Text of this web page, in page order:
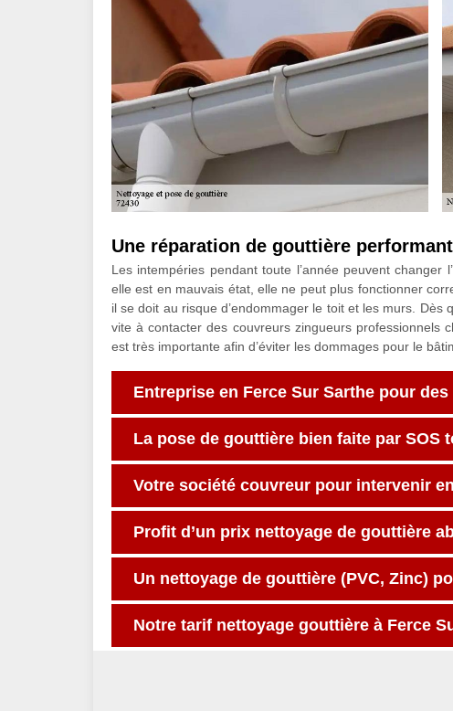
Une réparation de gouttière
Les intempéries pendant toute l’année peuvent changer
elle est en mauvais état, elle ne peut plus fonctionner
il se doit au risque d’endommager le toit et les murs.
vite à contacter des couvreurs zingueurs professionnels
est très importante afin d’éviter les dommages pour le
Entreprise en Ferce Sur Sarthe pour
La pose de gouttière bien faite par SOS
Votre société couvreur pour intervenir
Profit d’un prix nettoyage de gouttière
Un nettoyage de gouttière (PVC, Zinc)
Notre tarif nettoyage gouttière à Ferce